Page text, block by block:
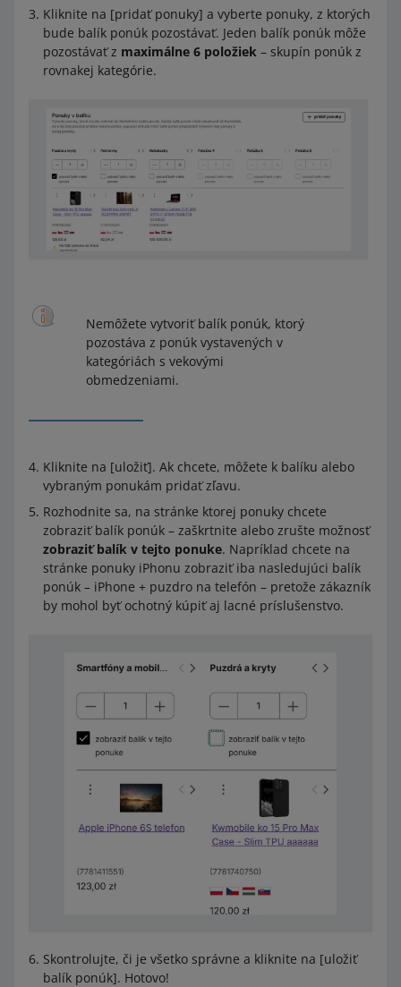
Kliknite na [pridať ponuky] a vyberte ponuky, z ktorých
bude balík ponúk pozostávať. Jeden balík ponúk môže
pozostávať z maximálne 6 položiek – skupín ponúk z
rovnakej kategórie.
Nemôžete vytvoriť balík ponúk, ktorý
pozostáva z ponúk vystavených v
kategóriách s vekovými
obmedzeniami.
Kliknite na [uložiť]. Ak chcete, môžete k balíku alebo
vybraným ponukám pridať zľavu.
Rozhodnite sa, na stránke ktorej ponuky chcete
zobraziť balík ponúk – zaškrtnite alebo zrušte možnosť
zobraziť balík v tejto ponuke. Napríklad chcete na
stránke ponuky iPhonu zobraziť iba nasledujúci balík
ponúk – iPhone + puzdro na telefón – pretože zákazník
by mohol byť ochotný kúpiť aj lacné príslušenstvo.
Skontrolujte, či je všetko správne a kliknite na [uložiť
balík ponúk]. Hotovo!